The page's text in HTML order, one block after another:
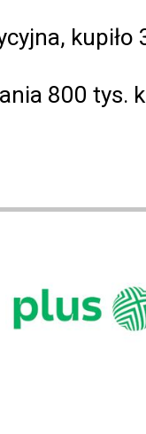
kupiło
800 tys.